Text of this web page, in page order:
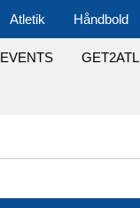
Håndbold
Atletik
EVENTS